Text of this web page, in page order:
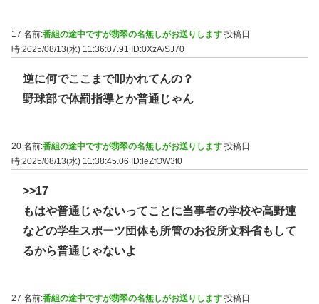
17 名前:番組の途中ですが翡翠の名無しがお送りします 投稿日
時:2025/08/13(水) 11:36:07.91
ID:0XzA/SJ70
逆に何でここまで叩かれてんの？
野球部で体罰指導とか普通じゃん
20 名前:番組の途中ですが翡翠の名無しがお送りします 投稿日
時:2025/08/13(水) 11:38:45.06
ID:leZfOW3t0
>>17
もはや普通じゃないってことに当事者の学校や高野連
などの学生スポーツ団体も所管のお役所文科省もして
るから普通じゃないよ
27 名前:番組の途中ですが翡翠の名無しがお送りします 投稿日